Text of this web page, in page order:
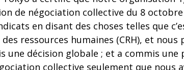
de négociation collective du 8
en disant des choses telles que
ressources humaines (CRH), et nous
une décision globale ; et a commis
collective seulement que nous